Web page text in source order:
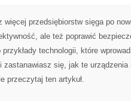
przedsiębiorstw sięga po
ale też poprawić
technologii, które
zastanawiasz się, jak te
przeczytaj ten artykuł.